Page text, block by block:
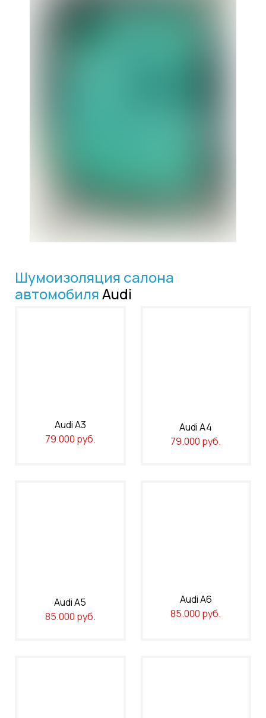
Audi A3
79.000 руб.
Audi A4
79.000 руб.
Audi A5
85.000 руб.
Audi A6
85.000 руб.
Шумоизоляция салона
автомобиляAudi